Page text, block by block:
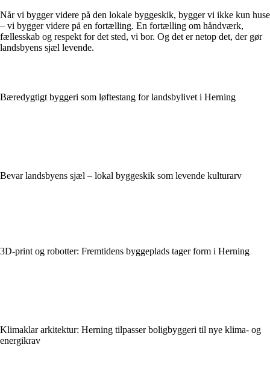
Når vi bygger videre på den lokale byggeskik, bygger vi ikke kun huse
– vi bygger videre på en fortælling. En fortælling om håndværk,
fællesskab og respekt for det sted, vi bor. Og det er netop det, der gør
landsbyens sjæl levende.
Bæredygtigt byggeri som løftestang for landsbylivet i Herning
Bevar landsbyens sjæl – lokal byggeskik som levende kulturarv
3D-print og robotter: Fremtidens byggeplads tager form i Herning
Klimaklar arkitektur: Herning tilpasser boligbyggeri til nye klima- og
energikrav